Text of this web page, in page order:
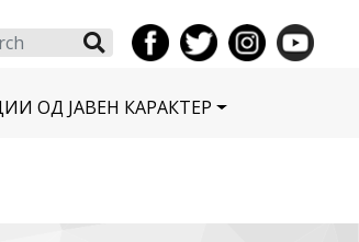
Search
ОД ЈАВЕН КАРАКТЕР